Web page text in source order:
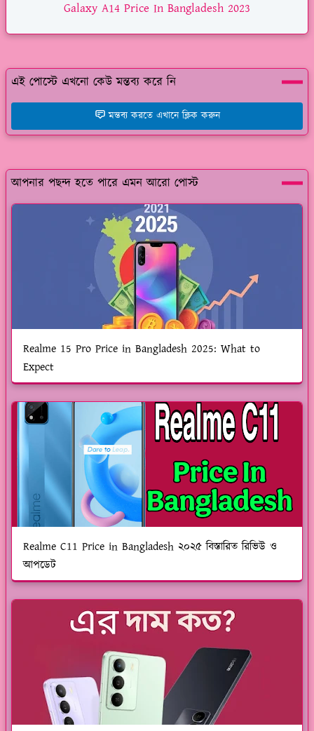
Galaxy A14 Price In Bangladesh 2023
এই পোস্টে এখনো কেউ মন্তব্য করে নি
মন্তব্য করতে এখানে ক্লিক করুন
আপনার পছন্দ হতে পারে এমন আরো পোস্ট
Realme 15 Pro Price in Bangladesh 2025: What to
Expect
Realme C11 Price in Bangladesh ২০২৫ বিস্তারিত রিভিউ ও
আপডেট